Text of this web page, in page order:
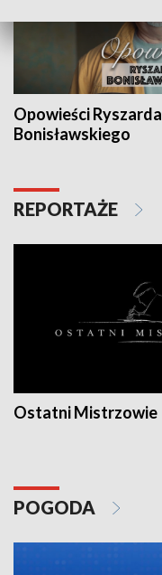
Opowieści Ryszarda
Bonisławskiego
REPORTAŻE
Ostatni Mistrzowie
POGODA